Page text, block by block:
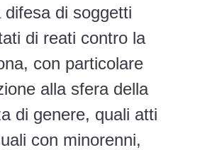
difesa di soggetti
di reati contro la
con particolare
alla sfera della
di genere, quali atti
con minorenni,